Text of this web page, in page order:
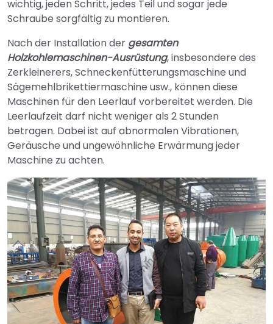
wichtig, jeden Schritt, jedes Teil und sogar jede
Schraube sorgfältig zu montieren.
Nach der Installation der gesamten
Holzkohlemaschinen-Ausrüstung, insbesondere des
Zerkleinerers, Schneckenfütterungsmaschine und
Sägemehlbrikettiermaschine usw., können diese
Maschinen für den Leerlauf vorbereitet werden. Die
Leerlaufzeit darf nicht weniger als 2 Stunden
betragen. Dabei ist auf abnormalen Vibrationen,
Geräusche und ungewöhnliche Erwärmung jeder
Maschine zu achten.